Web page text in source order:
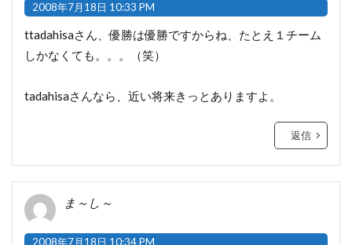
2008年7月18日 10:33 PM
ttadahisaさん、優勝は優勝ですからね、たとえ１チーム
しかなくても。。。（笑）
tadahisaさんなら、近い将来きっとありますよ。
返信
ま～し～
2008年7月18日 10:34 PM